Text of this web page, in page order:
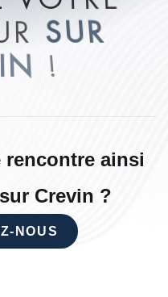
R SUR
IN !
rencontre ainsi
Crevin ?
NOUS